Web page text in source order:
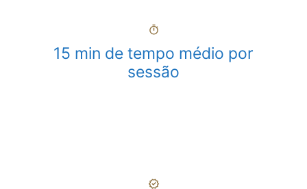
15 min de tempo médio por
sessão